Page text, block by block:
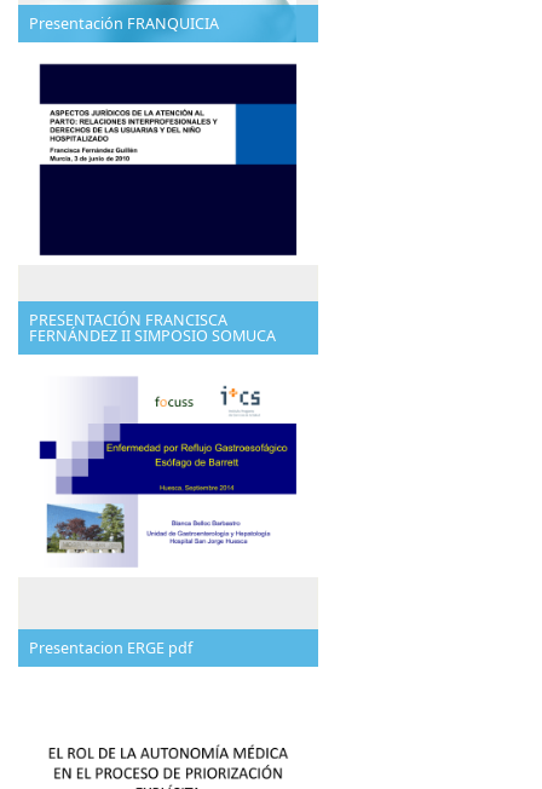
Presentación FRANQUICIA
PRESENTACIÓN FRANCISCA
FERNÁNDEZ II SIMPOSIO SOMUCA
Presentacion ERGE pdf